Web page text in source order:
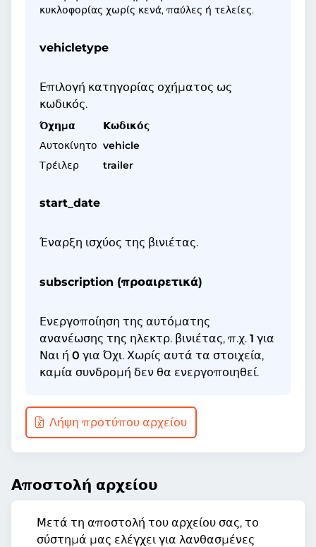
κυκλοφορίας χωρίς κενά, παύλες ή τελείες.
vehicletype
Επιλογή κατηγορίας οχήματος ως
κωδικός.
Όχημα
Κωδικός
Αυτοκίνητο vehicle
Τρέιλερ
trailer
start_date
Έναρξη ισχύος της βινιέτας.
subscription (προαιρετικά)
Ενεργοποίηση της αυτόματης
ανανέωσης της ηλεκτρ. βινιέτας, π.χ. 1 για
Ναι ή 0 για Όχι. Χωρίς αυτά τα στοιχεία,
καμία συνδρομή δεν θα ενεργοποιηθεί.
Λήψη προτύπου αρχείου
Αποστολή αρχείου
Μετά τη αποστολή του αρχείου σας, το
σύστημά μας ελέγχει για λανθασμένες